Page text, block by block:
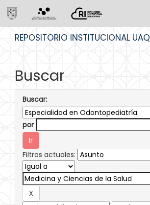
REPOSITORIO INSTITUCIONAL UAQ
Buscar
Buscar:
por
Filtros actuales: